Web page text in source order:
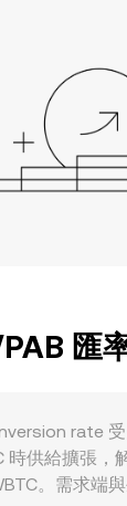
匯
rate
時供給擴張
。需求端